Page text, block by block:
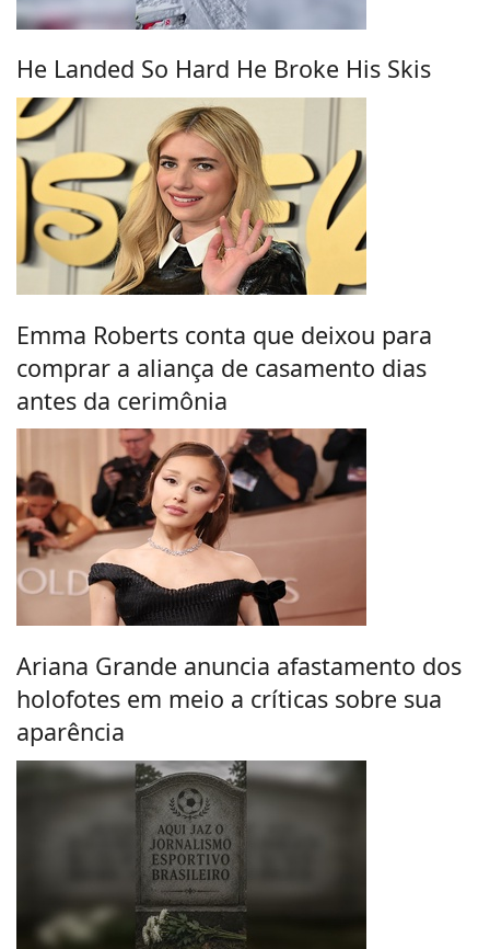
He Landed So Hard He Broke His Skis
Emma Roberts conta que deixou para
comprar a aliança de casamento dias
antes da cerimônia
Ariana Grande anuncia afastamento dos
holofotes em meio a críticas sobre sua
aparência